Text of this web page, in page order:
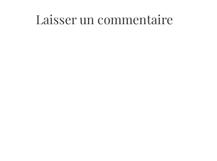
Laisser un commentaire